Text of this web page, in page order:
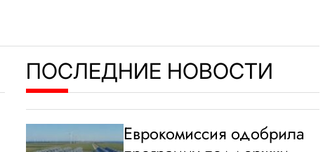
ПОСЛЕДНИЕ НОВОСТИ
Еврокомиссия одобрила